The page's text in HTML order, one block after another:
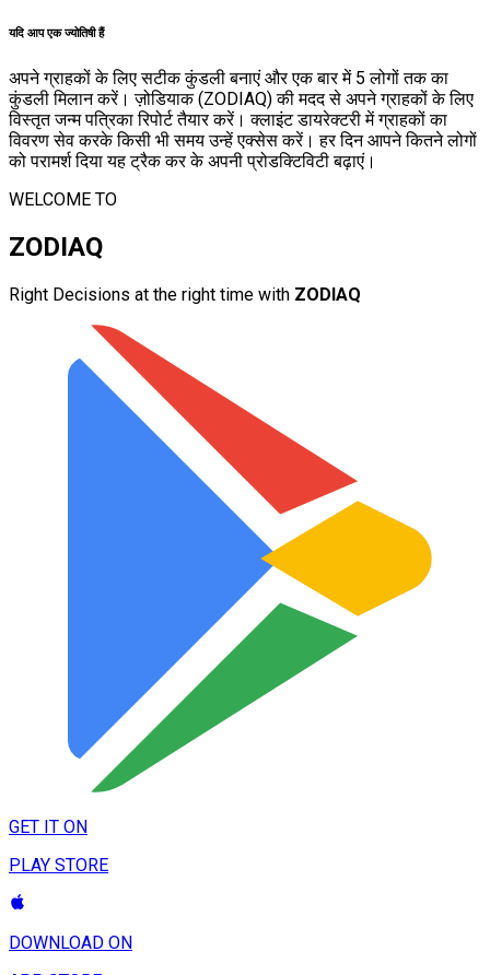
यदि आप एक ज्योतिषी हैं
अपने ग्राहकों के लिए सटीक कुंडली बनाएं और एक बार में 5 लोगों तक का
कुंडली मिलान करें। ज़ोडियाक (ZODIAQ) की मदद से अपने ग्राहकों के लिए
विस्तृत जन्म पत्रिका रिपोर्ट तैयार करें। क्लाइंट डायरेक्टरी में ग्राहकों का
विवरण सेव करके किसी भी समय उन्हें एक्सेस करें। हर दिन आपने कितने लोगों
को परामर्श दिया यह ट्रैक कर के अपनी प्रोडक्टिविटी बढ़ाएं।
WELCOME TO
ZODIAQ
Right Decisions at the right time with ZODIAQ
GET IT ON
PLAY STORE
DOWNLOAD ON